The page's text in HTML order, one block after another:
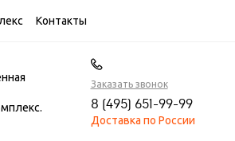
Контакты
Заказать звонок
8 (495) 651-99-99
Доставка по России